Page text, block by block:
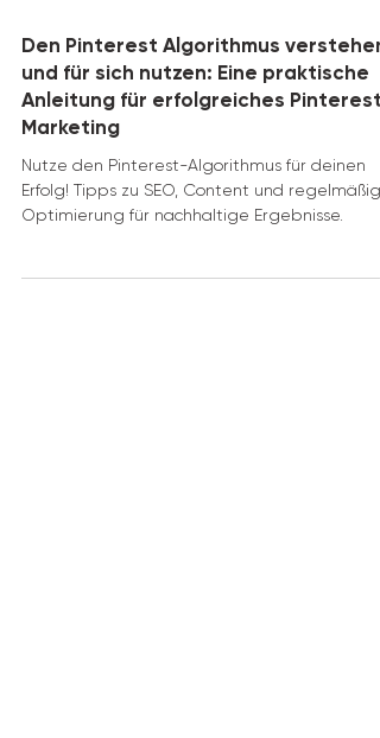
Den Pinterest Algorithmus verstehen
und für sich nutzen: Eine praktische
Anleitung für erfolgreiches Pinterest-
Marketing
Nutze den Pinterest-Algorithmus für deinen